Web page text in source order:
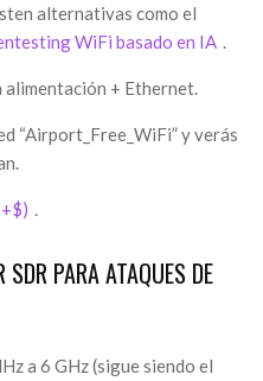
alternativas como el
WiFi basado en IA .
alimentación + Ethernet.
“Airport_Free_WiFi” y verás
.
PARA ATAQUES DE
a 6 GHz (sigue siendo el